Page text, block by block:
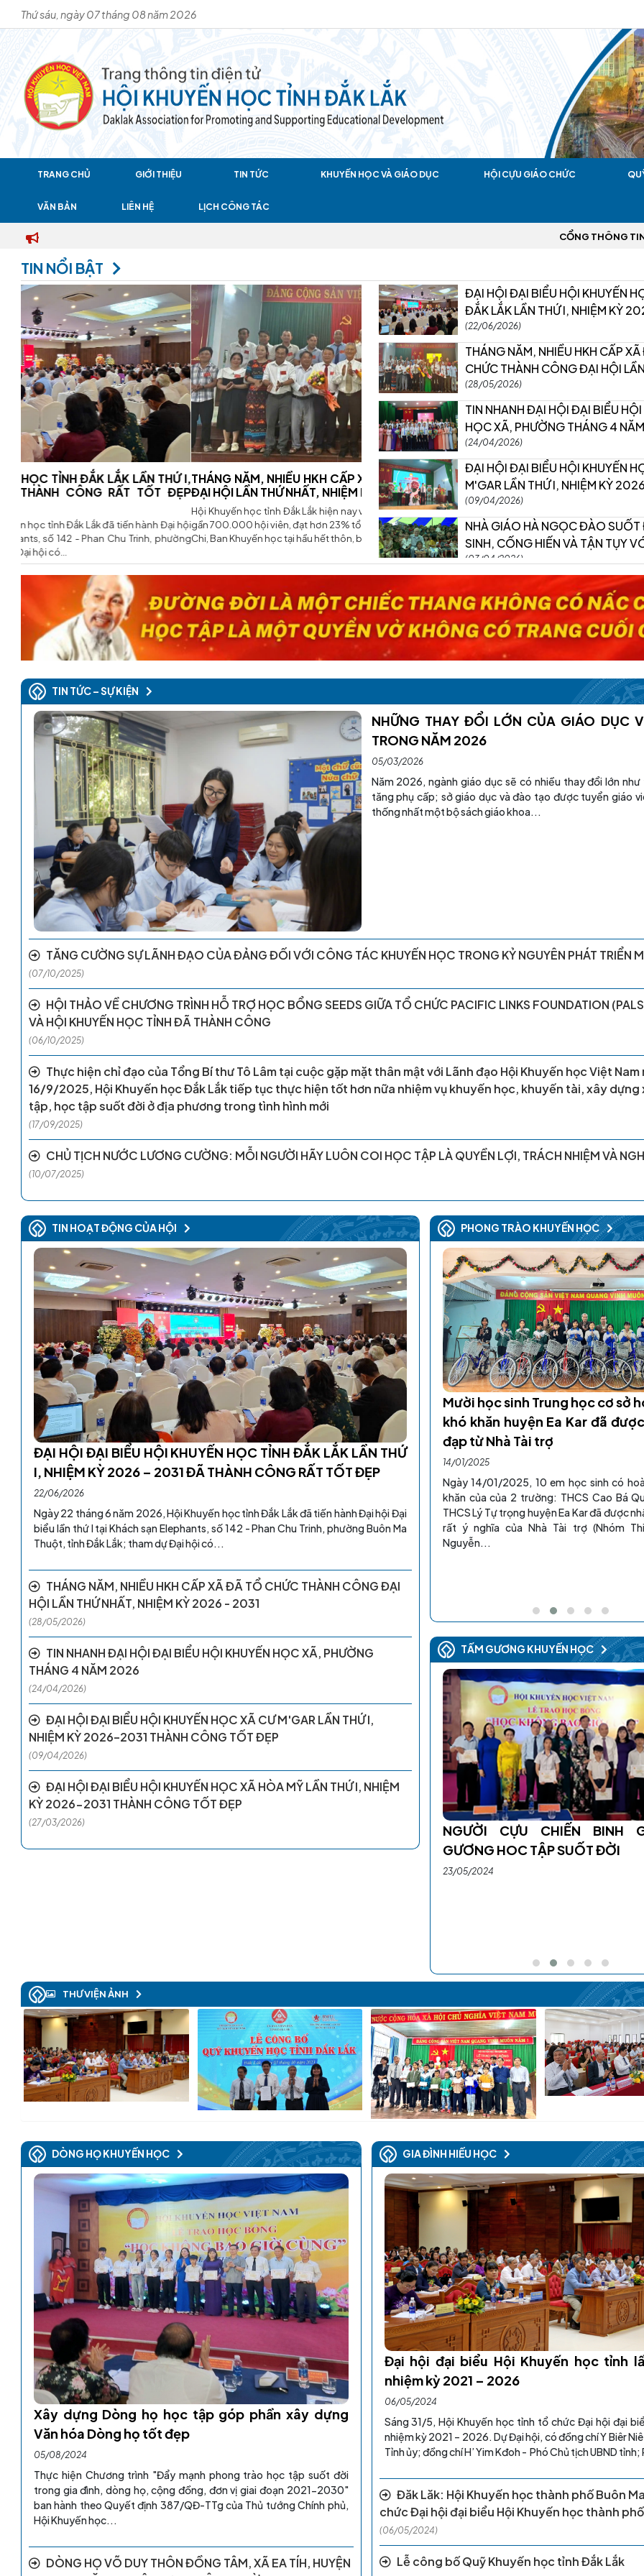
Thứ sáu, ngày 07 tháng 08 năm 2026
TRANG CHỦ GIỚI THIỆU TIN TỨC KHUYẾN HỌC VÀ GIÁO DỤC HỘI CỰU GIÁO CHỨC
VĂN BẢN LIÊN HỆ LỊCH CÔNG TÁC
CỔNG THÔNG TIN ĐIỆN TỬ HỘI
TIN NỔI BẬT
THÁNG NĂM, NHIỀU HKH CẤP XÃ ĐÃ TỔ CHỨC THÀNH CÔNG
ĐẠI HỘI LẦN THỨ NHẤT, NHIỆM KỲ 2026 - 2031(28/05/2026)
Hội Khuyến học tỉnh Đắk Lắk hiện nay với qui mô: 102 Hội cấp xã, phường, với
gần 700.000 hội viên, đạt hơn 23% tổng dân số toàn tỉnh. Hội có hơn 4.000
Chi, Ban Khuyến học tại hầu hết thôn, buôn, tổ dân...
ĐẠI HỘI ĐẠI BIỂU HỘI KHUYẾN
ĐẮK LẮK LẦN THỨ I, NHIỆM KỲ 2026 – 2031
ĐÃ THÀNH CÔNG RẤT TỐT ĐẸP
(22/06/2026)
THÁNG NĂM, NHIỀU HKH CẤP
CHỨC THÀNH CÔNG ĐẠI HỘI LẦN THỨ
NHẤT, NHIỆM KỲ 2026 - 2031
(28/05/2026)
TIN NHANH ĐẠI HỘI ĐẠI BIỂU HỘI
HỌC XÃ, PHƯỜNG THÁNG 4
(24/04/2026)
ĐẠI HỘI ĐẠI BIỂU HỘI KHUYẾN
M'GAR LẦN THỨ I, NHIỆM KỲ
THÀNH CÔNG TỐT ĐẸP
(09/04/2026)
NHÀ GIÁO HÀ NGỌC ĐÀO SUỐT
SINH, CỐNG HIẾN VÀ TẬN TỤY VỚI SỰ
NGHIỆP ‘TRÔNG NGƯỜI” ĐÃ ĐI
(03/04/2026)
ĐẠI HỘI ĐẠI BIỂU HỘI KHUYẾN
HÒA MỸ LẦN THỨ I, NHIỆM KỲ 2026-2031
THÀNH CÔNG TỐT ĐẸP
(27/03/2026)
TIN TỨC – SỰ KIỆN
NHỮNG THAY ĐỔI LỚN CỦA GIÁO DỤC
TRONG NĂM 2026
05/03/2026
Năm 2026, ngành giáo dục sẽ có nhiều thay đổi lớn như
tăng phụ cấp; sở giáo dục và đào tạo được tuyển giáo
thống nhất một bộ sách giáo khoa...
TĂNG CƯỜNG SỰ LÃNH ĐẠO CỦA ĐẢNG ĐỐI VỚI CÔNG TÁC KHUYẾN HỌC TRONG KỶ NGUYÊN PHÁT TRIỂN
(07/10/2025)
HỘI THẢO VỀ CHƯƠNG TRÌNH HỖ TRỢ HỌC BỔNG SEEDS GIỮA TỔ CHỨC PACIFIC LINKS FOUNDATION
VÀ HỘI KHUYẾN HỌC TỈNH ĐÃ THÀNH CÔNG
(06/10/2025)
Thực hiện chỉ đạo của Tổng Bí thư Tô Lâm tại cuộc gặp mặt thân mật với Lãnh đạo Hội Khuyến học Việt Nam
16/9/2025, Hội Khuyến học Đắk Lắk tiếp tục thực hiện tốt hơn nữa nhiệm vụ khuyến học, khuyến tài, xây dựng
tập, học tập suốt đời ở địa phương trong tình hình mới
(17/09/2025)
CHỦ TỊCH NƯỚC LƯƠNG CƯỜNG: MỖI NGƯỜI HÃY LUÔN COI HỌC TẬP LÀ QUYỀN LỢI, TRÁCH NHIỆM VÀ
(10/07/2025)
TIN HOẠT ĐỘNG CỦA HỘI
ĐẠI HỘI ĐẠI BIỂU HỘI KHUYẾN HỌC TỈNH ĐẮK LẮK LẦN THỨ
I, NHIỆM KỲ 2026 – 2031 ĐÃ THÀNH CÔNG RẤT TỐT ĐẸP
22/06/2026
Ngày 22 tháng 6 năm 2026, Hội Khuyến học tỉnh Đắk Lắk đã tiến hành Đại hội Đại
biểu lần thứ I tại Khách sạn Elephants, số 142 - Phan Chu Trinh, phường Buôn Ma
Thuột, tỉnh Đắk Lắk; tham dự Đại hội có...
THÁNG NĂM, NHIỀU HKH CẤP XÃ ĐÃ TỔ CHỨC THÀNH CÔNG ĐẠI
HỘI LẦN THỨ NHẤT, NHIỆM KỲ 2026 - 2031
(28/05/2026)
TIN NHANH ĐẠI HỘI ĐẠI BIỂU HỘI KHUYẾN HỌC XÃ, PHƯỜNG
THÁNG 4 NĂM 2026
(24/04/2026)
ĐẠI HỘI ĐẠI BIỂU HỘI KHUYẾN HỌC XÃ CƯ M'GAR LẦN THỨ I,
NHIỆM KỲ 2026–2031 THÀNH CÔNG TỐT ĐẸP
(09/04/2026)
ĐẠI HỘI ĐẠI BIỂU HỘI KHUYẾN HỌC XÃ HÒA MỸ LẦN THỨ I, NHIỆM
KỲ 2026-2031 THÀNH CÔNG TỐT ĐẸP
(27/03/2026)
PHONG TRÀO KHUYẾN HỌC
Hòa - huyện Cư Kuin hưởng
khuyến học, khuyến tài,
được thành lập năm 1956, tại thôn 3
Cư Kuin, Tỉnh Đăk Lăk. Linh mục tiền
là Gio An Bao Ti Xi ta Phan Xuân
Phan Xuân Bang là các...
HỘI GOLF TỈNH ĐẮK LẮK ĐÓNG GÓP
THIẾT THỰC VÀO CÔNG TÁC KHUYẾN
02/07/2025
Ngày 02/7/2025, Hội Golf tỉnh Đắk Lắk đã tổ chức Đại
hội lần thứ nhất, nhiệm kỳ 2025-2028. Đây là lần đầu
phần tạo ra phong trào và khí thế mới của...
Mười học sinh Trung học cơ sở
khó khăn huyện Ea Kar đã được
đạp từ Nhà Tài trợ
14/01/2025
Ngày 14/01/2025, 10 em học sinh có
khăn của của 2 trường: THCS Cao Bá
THCS Lý Tự trọng huyện Ea Kar đã được
rất ý nghĩa của Nhà Tài trợ (Nhóm
Nguyễn...
‹
TẤM GƯƠNG KHUYẾN HỌC
Khuyến học tỉnh Đắk Lắk
Đại học Y Dược Buôn Ma Thuột,
NGƯỜI CỰU CHIẾN BINH
GƯƠNG HOC TẬP SUỐT ĐỜI
23/05/2024
‹
THƯ VIỆN ẢNH
DÒNG HỌ KHUYẾN HỌC
Xây dựng Dòng họ học tập góp phần xây dựng
Văn hóa Dòng họ tốt đẹp
05/08/2024
Thực hiện Chương trình "Đẩy mạnh phong trào học tập suốt đời
trong gia đình, dòng họ, cộng đồng, đơn vị giai đoạn 2021-2030"
ban hành theo Quyết định 387/QĐ-TTg của Thủ tướng Chính phủ,
Hội Khuyến học...
DÒNG HỌ VÕ DUY THÔN ĐỒNG TÂM, XÃ EA TÍH, HUYỆN
GIA ĐÌNH HIẾU HỌC
Đại hội đại biểu Hội Khuyến học tỉnh
nhiệm kỳ 2021 – 2026
06/05/2024
Sáng 31/5, Hội Khuyến học tỉnh tổ chức Đại hội đại
nhiệm kỳ 2021 – 2026. Dự Đại hội, có đồng chí Y Biêr
Tỉnh ủy; đồng chí H’ Yim Kđoh - Phó Chủ tịch UBND tỉnh;
Đăk Lăk: Hội Khuyến học thành phố Buôn
chức Đại hội đại biểu Hội Khuyến học thành
(06/05/2024)
Lễ công bố Quỹ Khuyến học tỉnh Đắk Lắk